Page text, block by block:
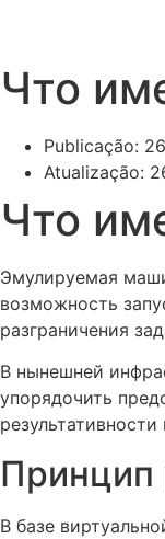
Что
Publicação:
Atualização:
Что
Эмулируемая
возможность
разграничения
В нынешней
упорядочить
Принцип
В базе